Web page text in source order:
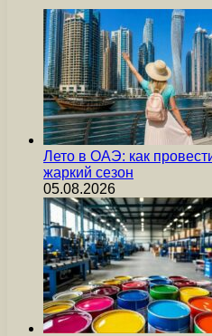
Лето в ОАЭ: как
жаркий сезон
05.08.2026